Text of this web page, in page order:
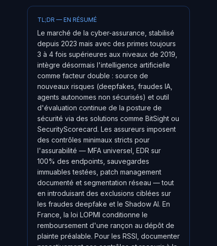
TL;DR — EN RÉSUMÉ
Le marché de la cyber-assurance, stabilisé
depuis 2023 mais avec des primes toujours
3 à 4 fois supérieures aux niveaux de 2019,
intègre désormais l'intelligence artificielle
comme facteur double : source de
nouveaux risques (deepfakes, fraudes IA,
agents autonomes non sécurisés) et outil
d'évaluation continue de la posture de
sécurité via des solutions comme BitSight ou
SecurityScorecard. Les assureurs imposent
des contrôles minimaux stricts pour
l'assurabilité — MFA universel, EDR sur
100% des endpoints, sauvegardes
immuables testées, patch management
documenté et segmentation réseau — tout
en introduisant des exclusions ciblées sur
les fraudes deepfake et le Shadow AI. En
France, la loi LOPMI conditionne le
remboursement d'une rançon au dépôt de
plainte préalable. Pour les RSSI, documenter